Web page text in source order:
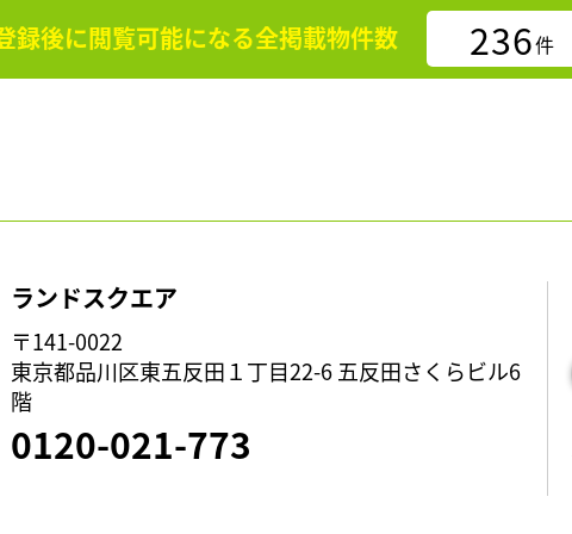
録後に閲覧可能になる全掲載物件数 236件
ランドスクエア
〒141-0022
東京都品川区東五反田１丁目22-6 五反田さくらビル6
階
0120-021-773